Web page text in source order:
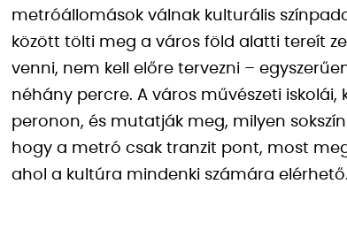
metróállomások válnak kulturális
között tölti meg a város föld alatti tereít
venni, nem kell előre tervezni –
néhány percre. A város művészeti
peronon, és mutatják meg, milyen
hogy a metró csak tranzit pont, most
ahol a kultúra mindenki számára elérhető.